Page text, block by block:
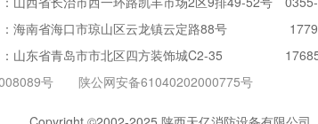
：海南省海口市琼山区云龙镇云定路88号
：山东省青岛市市北区四方装饰城C2-35
号
陕公网安备61040202000775号